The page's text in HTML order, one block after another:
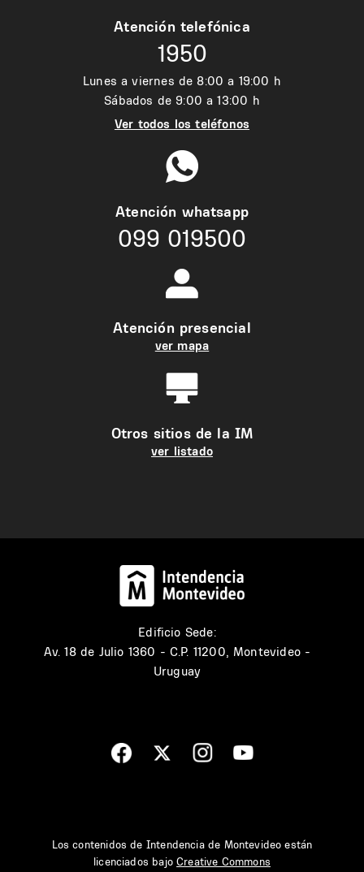
Atención telefónica
1950
Lunes a viernes de 8:00 a 19:00 h
Sábados de 9:00 a 13:00 h
Ver todos los teléfonos
Atención whatsapp
099 019500
Atención presencial
ver mapa
Otros sitios de la IM
ver listado
Edificio Sede:
Av. 18 de Julio 1360 - C.P. 11200, Montevideo -
Uruguay
Los contenidos de Intendencia de Montevideo están
licenciados bajoCreative Commons